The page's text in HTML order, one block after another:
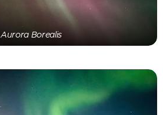
Aurora Borealis